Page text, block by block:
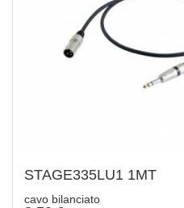
STAGE335LU1 1MT
cavo bilanciato